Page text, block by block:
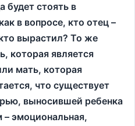
будет стоять в
в вопросе, кто отец –
вырастил? То же
которая является
мать, которая
что существует
выносившей ребенка
эмоциональная,